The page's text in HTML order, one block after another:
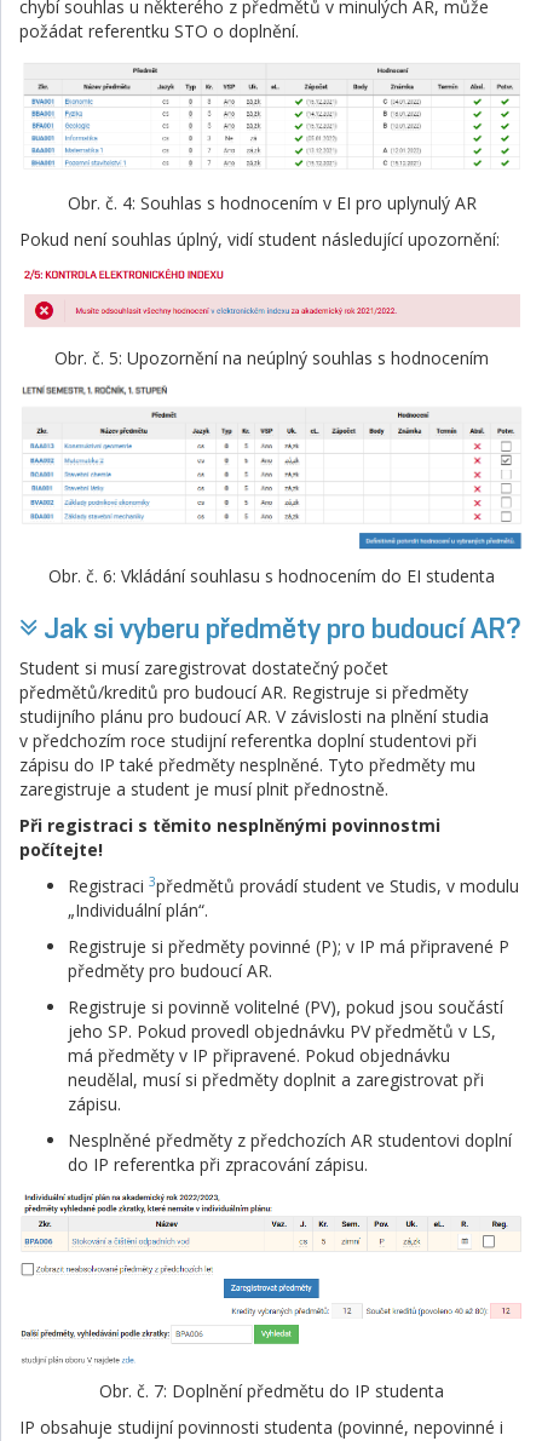
chybí souhlas u některého z předmětů v minulých AR, může
požádat referentku STO o doplnění.
Obr. č. 4: Souhlas s hodnocením v EI pro uplynulý AR
Pokud není souhlas úplný, vidí student následující upozornění:
Obr. č. 5: Upozornění na neúplný souhlas s hodnocením
Obr. č. 6: Vkládání souhlasu s hodnocením do EI studenta
Jak si vyberu předměty pro budoucí AR?
Student si musí zaregistrovat dostatečný počet
předmětů/kreditů pro budoucí AR. Registruje si předměty
studijního plánu pro budoucí AR. V závislosti na plnění studia
v předchozím roce studijní referentka doplní studentovi při
zápisu do IP také předměty nesplněné. Tyto předměty mu
zaregistruje a student je musí plnit přednostně.
Při registraci s těmito nesplněnými povinnostmi
počítejte!
Registraci 3předmětů provádí student ve Studis, v modulu
„Individuální plán“.
Registruje si předměty povinné (P); v IP má připravené P
předměty pro budoucí AR.
Registruje si povinně volitelné (PV), pokud jsou součástí
jeho SP. Pokud provedl objednávku PV předmětů v LS,
má předměty v IP připravené. Pokud objednávku
neudělal, musí si předměty doplnit a zaregistrovat při
zápisu.
Nesplněné předměty z předchozích AR studentovi doplní
do IP referentka při zpracování zápisu.
Obr. č. 7: Doplnění předmětu do IP studenta
IP obsahuje studijní povinnosti studenta (povinné, nepovinné i